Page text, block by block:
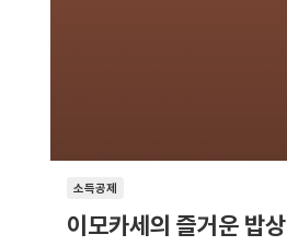
소득공제
이모카세의 즐거운 밥상